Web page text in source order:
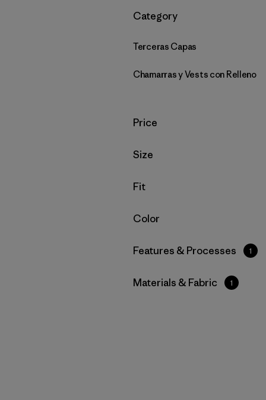
Filtrar por
Category
Terceras Capas
Chamarras y Vests con Relleno
Filtrar por
Price
Filtrar por
Size
Filtrar por
Fit
Filtrar por
Color
Filtrar por
Features & Processes 1
Filtrar por
Materials & Fabric 1